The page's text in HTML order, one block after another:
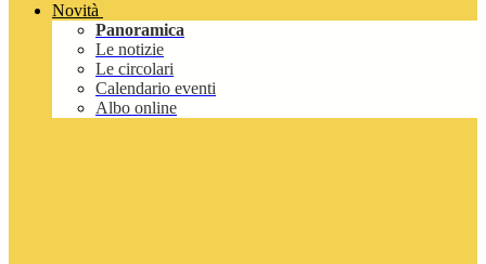
Novità
Panoramica
Le notizie
Le circolari
Calendario eventi
Albo online